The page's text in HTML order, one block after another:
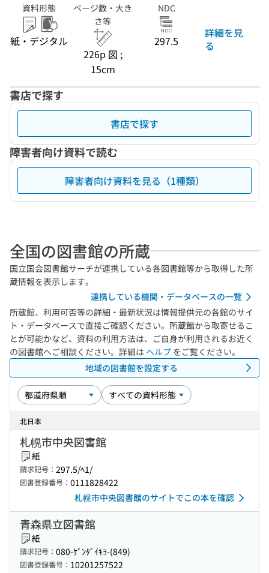
資料形態
紙・デジタル
ページ数・大き
さ等
226p 図 ;
15cm
NDC
297.5
詳細を見
る
書店で探す
書店で探す
障害者向け資料で読む
障害者向け資料を見る（1種類）
全国の図書館の所蔵
国立国会図書館サーチが連携している各図書館等から取得した所
蔵情報を表示します。
連携している機関・データベースの一覧
所蔵館、利用可否等の詳細・最新状況は情報提供元の各館のサイ
ト・データベースで直接ご確認ください。所蔵館から取寄せるこ
とが可能かなど、資料の利用方法は、ご自身が利用されるお近く
の図書館へご相談ください。詳細は ヘルプ をご覧ください。
地域の図書館を設定する
北日本
札幌市中央図書館
紙
請求記号： 297.5/ﾍ1/
図書登録番号： 0111828422
札幌市中央図書館のサイトでこの本を確認
青森県立図書館
紙
請求記号： 080-ｹﾞﾝﾀﾞｲｷﾖ-(849)
図書登録番号： 10201257522